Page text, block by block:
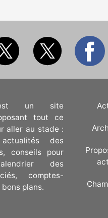
est un site
tout ce
aller au stade :
des
conseils pour
des
comptes-
plans.